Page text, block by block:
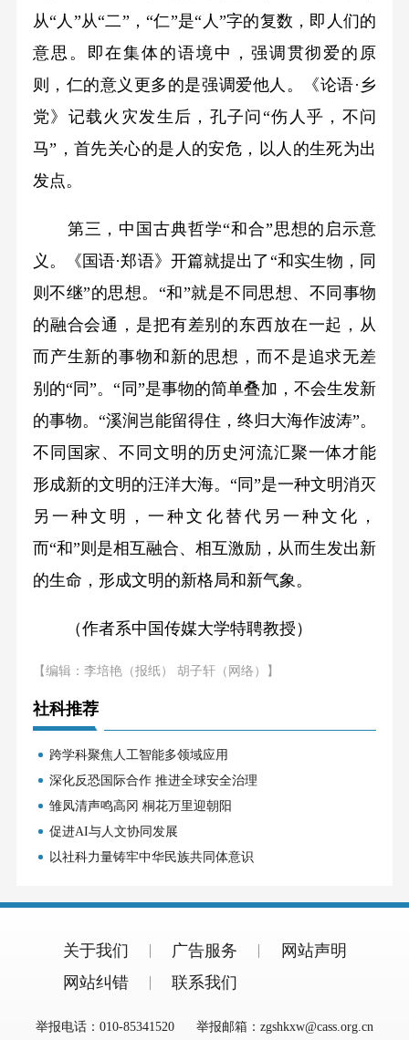
从“人”从“二”，“仁”是“人”字的复数，即人们的
意思。即在集体的语境中，强调贯彻爱的原
则，仁的意义更多的是强调爱他人。《论语·乡
党》记载火灾发生后，孔子问“伤人乎，不问
马”，首先关心的是人的安危，以人的生死为出
发点。
第三，中国古典哲学“和合”思想的启示意
义。《国语·郑语》开篇就提出了“和实生物，同
则不继”的思想。“和”就是不同思想、不同事物
的融合会通，是把有差别的东西放在一起，从
而产生新的事物和新的思想，而不是追求无差
别的“同”。“同”是事物的简单叠加，不会生发新
的事物。“溪涧岂能留得住，终归大海作波涛”。
不同国家、不同文明的历史河流汇聚一体才能
形成新的文明的汪洋大海。“同”是一种文明消灭
另一种文明，一种文化替代另一种文化，
而“和”则是相互融合、相互激励，从而生发出新
的生命，形成文明的新格局和新气象。
（作者系中国传媒大学特聘教授）
【编辑：李培艳（报纸） 胡子轩（网络）】
社科推荐
跨学科聚焦人工智能多领域应用
深化反恐国际合作 推进全球安全治理
雏凤清声鸣高冈 桐花万里迎朝阳
促进AI与人文协同发展
以社科力量铸牢中华民族共同体意识
关于我们 广告服务
网站声明
网站纠错
联系我们
举报电话：010-85341520 举报邮箱：zgshkxw@cass.org.cn